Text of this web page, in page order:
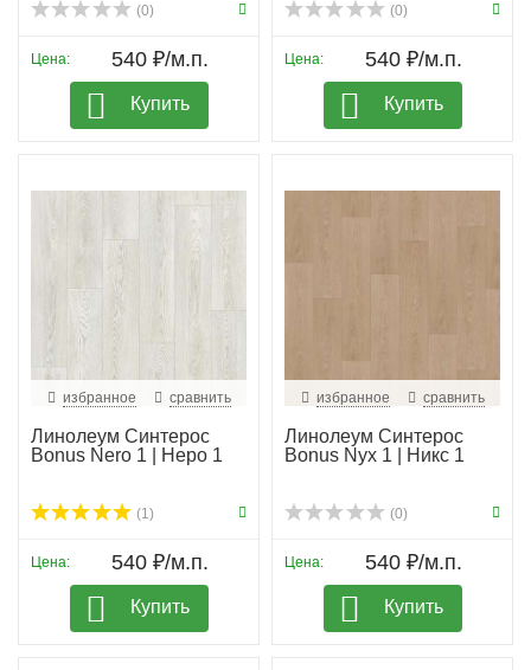
(0)
Цена: 540 ₽/м.п.
Купить
(0)
Цена: 540 ₽/м.п.
Купить
избранное сравнить
Линолеум Синтерос
Bonus Nero 1 | Неро 1
(1)
Цена: 540 ₽/м.п.
Купить
избранное сравнить
Линолеум Синтерос
Bonus Nyx 1 | Никс 1
(0)
Цена: 540 ₽/м.п.
Купить